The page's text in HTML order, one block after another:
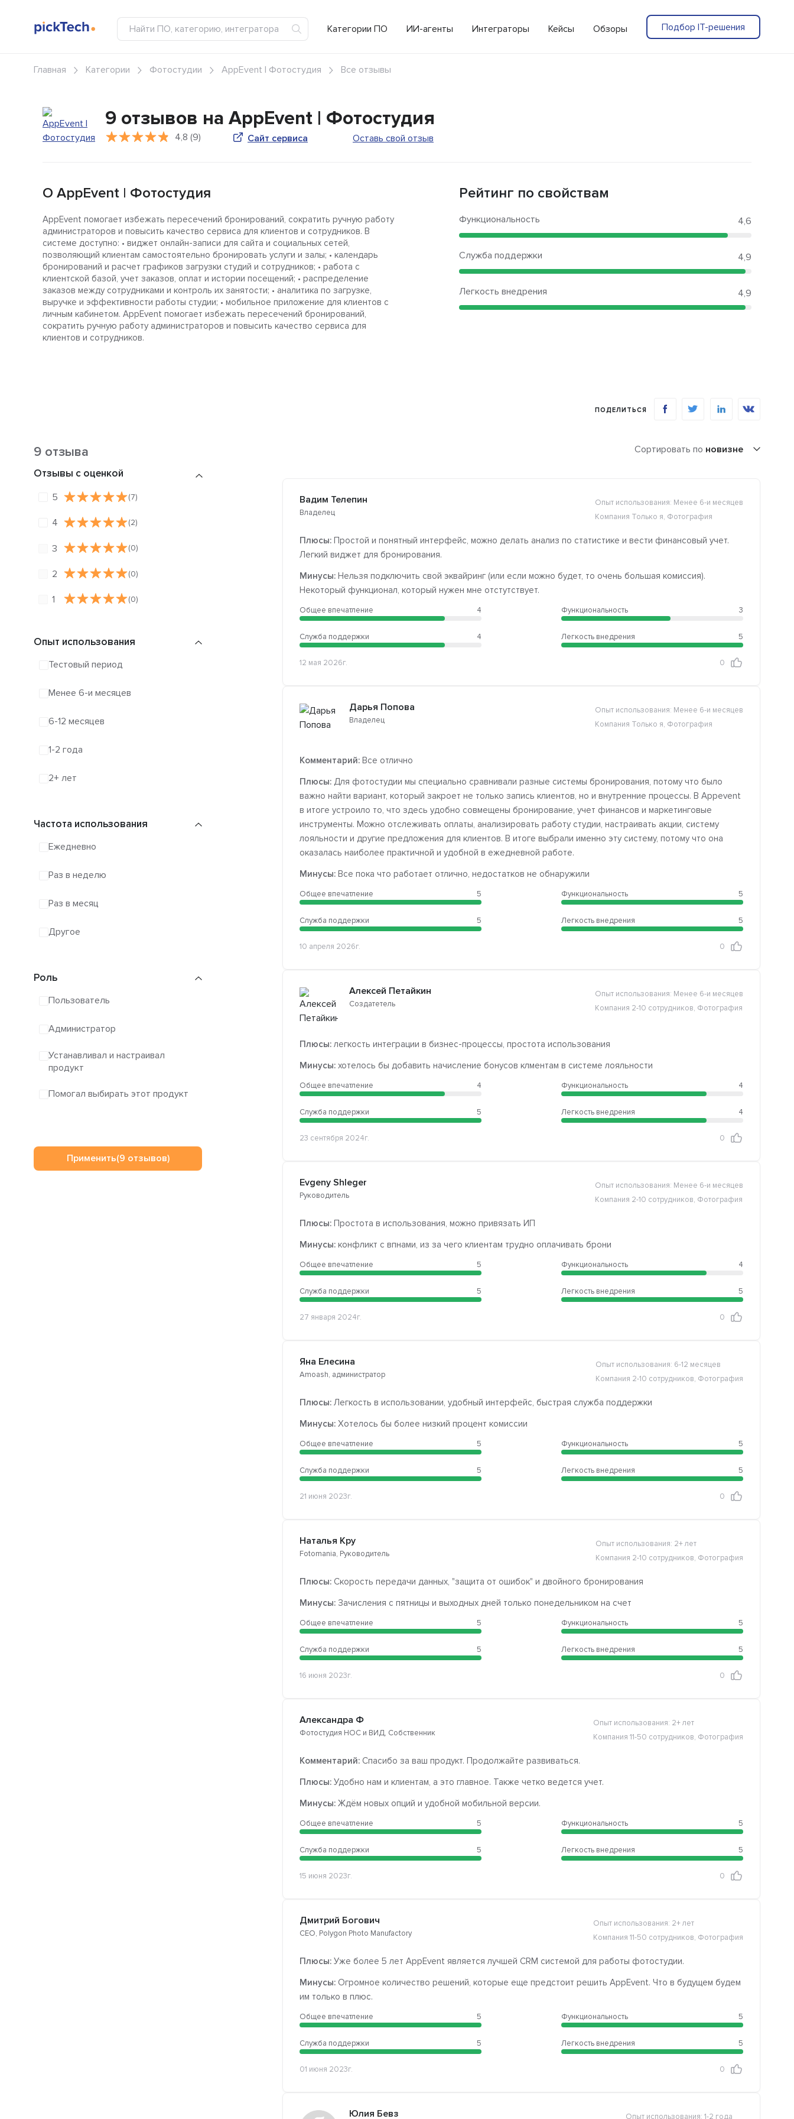
Категории ПО ИИ-агенты Интеграторы Кейсы Обзоры Подбор IT-решения
Главная Категории Фотостудии AppEvent | Фотостудия Все отзывы
9 отзывов на AppEvent | Фотостудия
4,8 (9) Сайт сервиса Оставь свой отзыв
О AppEvent | Фотостудия
AppEvent помогает избежать пересечений бронирований, сократить ручную работу
администраторов и повысить качество сервиса для клиентов и сотрудников. В
системе доступно: • виджет онлайн-записи для сайта и социальных сетей,
позволяющий клиентам самостоятельно бронировать услуги и залы; • календарь
бронирований и расчет графиков загрузки студий и сотрудников; • работа с
клиентской базой, учет заказов, оплат и истории посещений; • распределение
заказов между сотрудниками и контроль их занятости; • аналитика по загрузке,
выручке и эффективности работы студии; • мобильное приложение для клиентов с
личным кабинетом. AppEvent помогает избежать пересечений бронирований,
сократить ручную работу администраторов и повысить качество сервиса для
клиентов и сотрудников.
Рейтинг по свойствам
Функциональность 4,6
Служба поддержки 4,9
Легкость внедрения 4,9
ПОДЕЛИТЬСЯ
9 отзыва Сортировать по новизне
Отзывы с оценкой
5 (7)
4 (2)
3 (0)
2 (0)
1 (0)
Опыт использования
Тестовый период
Менее 6-и месяцев
6-12 месяцев
1-2 года
2+ лет
Частота использования
Ежедневно
Раз в неделю
Раз в месяц
Другое
Роль
Пользователь
Администратор
Устанавливал и настраивал
продукт
Помогал выбирать этот продукт
Применить(9 отзывов)
Вадим Телепин
Владелец
Опыт использования: Менее 6-и месяцев
Компания Только я, Фотография
Плюсы: Простой и понятный интерфейс, можно делать анализ по статистике и вести финансовый учет.
Легкий виджет для бронирования.
Минусы: Нельзя подключить свой эквайринг (или если можно будет, то очень большая комиссия).
Некоторый функционал, который нужен мне отстутствует.
Общее впечатление 4
Служба поддержки 4
Функциональность 3
Легкость внедрения 5
12 мая 2026г. 0
Дарья Попова
Владелец
Опыт использования: Менее 6-и месяцев
Компания Только я, Фотография
Комментарий: Все отлично
Плюсы: Для фотостудии мы специально сравнивали разные системы бронирования, потому что было
важно найти вариант, который закроет не только запись клиентов, но и внутренние процессы. В Appevent
в итоге устроило то, что здесь удобно совмещены бронирование, учет финансов и маркетинговые
инструменты. Можно отслеживать оплаты, анализировать работу студии, настраивать акции, систему
лояльности и другие предложения для клиентов. В итоге выбрали именно эту систему, потому что она
оказалась наиболее практичной и удобной в ежедневной работе.
Минусы: Все пока что работает отлично, недостатков не обнаружили
Общее впечатление 5
Служба поддержки 5
Функциональность 5
Легкость внедрения 5
10 апреля 2026г. 0
Алексей Петайкин
Создатетель
Опыт использования: Менее 6-и месяцев
Компания 2-10 сотрудников, Фотография
Плюсы: легкость интеграции в бизнес-процессы, простота использования
Минусы: хотелось бы добавить начисление бонусов клментам в системе лояльности
Общее впечатление 4
Служба поддержки 5
Функциональность 4
Легкость внедрения 4
23 сентября 2024г. 0
Evgeny Shleger
Руководитель
Опыт использования: Менее 6-и месяцев
Компания 2-10 сотрудников, Фотография
Плюсы: Простота в использования, можно привязать ИП
Минусы: конфликт с впнами, из за чего клиентам трудно оплачивать брони
Общее впечатление 5
Служба поддержки 5
Функциональность 4
Легкость внедрения 5
27 января 2024г. 0
Яна Елесина
Amoash, администратор
Опыт использования: 6-12 месяцев
Компания 2-10 сотрудников, Фотография
Плюсы: Легкость в использовании, удобный интерфейс, быстрая служба поддержки
Минусы: Хотелось бы более низкий процент комиссии
Общее впечатление 5
Служба поддержки 5
Функциональность 5
Легкость внедрения 5
21 июня 2023г. 0
Наталья Кру
Fotomania, Руководитель
Опыт использования: 2+ лет
Компания 2-10 сотрудников, Фотография
Плюсы: Скорость передачи данных, "защита от ошибок" и двойного бронирования
Минусы: Зачисления с пятницы и выходных дней только понедельником на счет
Общее впечатление 5
Служба поддержки 5
Функциональность 5
Легкость внедрения 5
16 июня 2023г. 0
Александра Ф
Фотостудия НОС и ВИД, Собственник
Опыт использования: 2+ лет
Компания 11-50 сотрудников, Фотография
Комментарий: Спасибо за ваш продукт. Продолжайте развиваться.
Плюсы: Удобно нам и клиентам, а это главное. Также четко ведется учет.
Минусы: Ждём новых опций и удобной мобильной версии.
Общее впечатление 5
Служба поддержки 5
Функциональность 5
Легкость внедрения 5
15 июня 2023г. 0
Дмитрий Богович
CEO, Polygon Photo Manufactory
Опыт использования: 2+ лет
Компания 11-50 сотрудников, Фотография
Плюсы: Уже более 5 лет AppEvent является лучшей CRM системой для работы фотостудии.
Минусы: Огромное количество решений, которые еще предстоит решить AppEvent. Что в будущем будем
им только в плюс.
Общее впечатление 5
Служба поддержки 5
Функциональность 5
Легкость внедрения 5
01 июня 2023г. 0
Юлия Бевз Опыт использования: 1-2 года